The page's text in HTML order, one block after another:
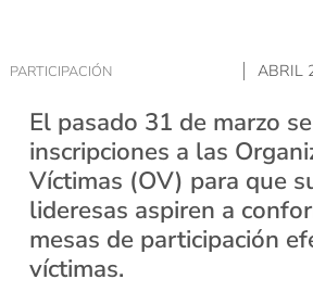
PARTICIPACIÓN ABRIL
El pasado 31 de marzo
inscripciones a las
Víctimas (OV) para que
lideresas aspiren a
mesas de participación
víctimas.